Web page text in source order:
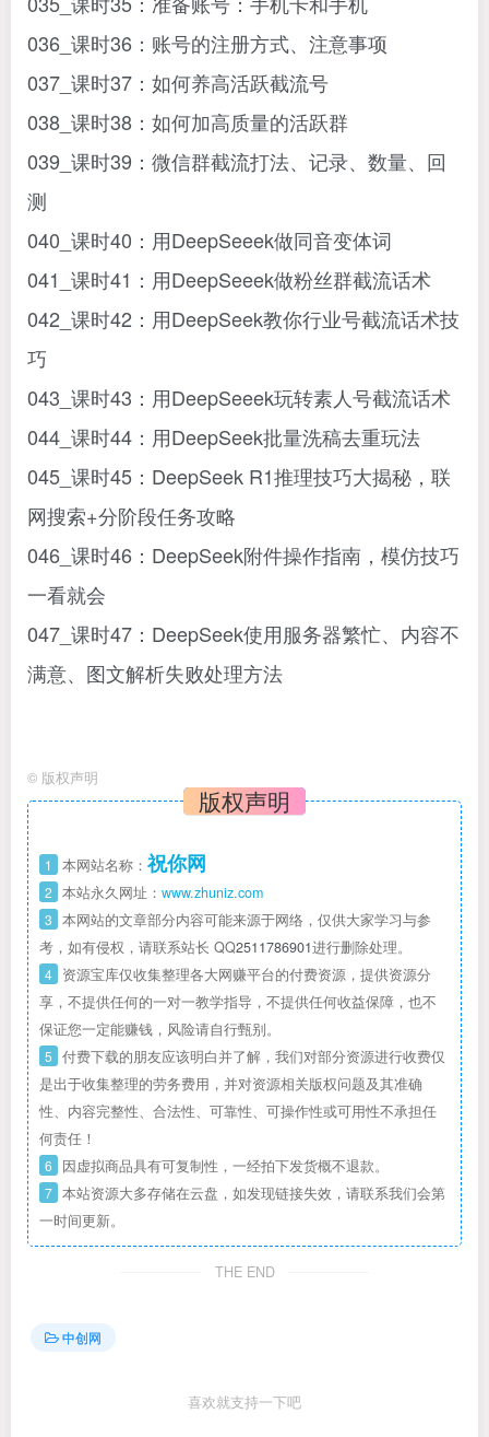
036_课时36：账号的注册方式、注意事项
037_课时37：如何养高活跃截流号
038_课时38：如何加高质量的活跃群
039_课时39：微信群截流打法、记录、数量、回
测
040_课时40：用DeepSeeek做同音变体词
041_课时41：用DeepSeeek做粉丝群截流话术
042_课时42：用DeepSeek教你行业号截流话术技
巧
043_课时43：用DeepSeeek玩转素人号截流话术
044_课时44：用DeepSeek批量洗稿去重玩法
045_课时45：DeepSeek R1推理技巧大揭秘，联
网搜索+分阶段任务攻略
046_课时46：DeepSeek附件操作指南，模仿技巧
一看就会
047_课时47：DeepSeek使用服务器繁忙、内容不
满意、图文解析失败处理方法
© 版权声明
版权声明
1 本网站名称： 祝你网
2 本站永久网址： www.zhuniz.com
3 本网站的文章部分内容可能来源于网络，仅供大家学习与参
考，如有侵权，请联系站长 QQ2511786901进行删除处理。
4 资源宝库仅收集整理各大网赚平台的付费资源，提供资源分
享，不提供任何的一对一教学指导，不提供任何收益保障，也不
保证您一定能赚钱，风险请自行甄别。
5 付费下载的朋友应该明白并了解，我们对部分资源进行收费仅
是出于收集整理的劳务费用，并对资源相关版权问题及其准确
性、内容完整性、合法性、可靠性、可操作性或可用性不承担任
何责任！
6 因虚拟商品具有可复制性，一经拍下发货概不退款。
7 本站资源大多存储在云盘，如发现链接失效，请联系我们会第
一时间更新。
THE END
中创网
喜欢就支持一下吧